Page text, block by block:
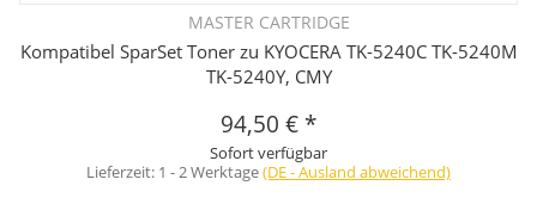
MASTER CARTRIDGE
Kompatibel SparSet Toner zu KYOCERA TK-5240C TK-5240M
TK-5240Y, CMY
94,50 € *
Sofort verfügbar
Lieferzeit: 1 - 2 Werktage(DE - Ausland abweichend)